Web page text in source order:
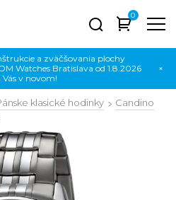
0
a zväčšovania plochy
Watches Bratislava od 1.8.2026
Vás v novom!
×
klasické hodinky
Candino